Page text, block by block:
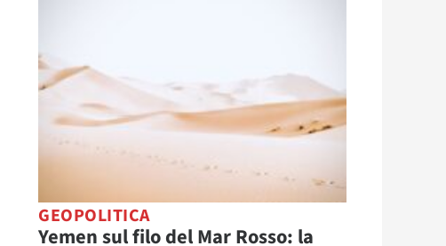
GEOPOLITICA
Yemen sul filo del Mar Rosso: la